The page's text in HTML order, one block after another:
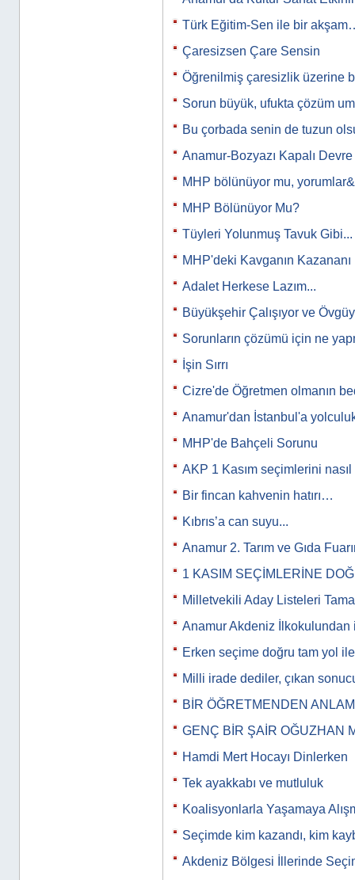
Türk Eğitim-Sen ile bir
Çaresizsen Çare Sensin
Öğrenilmiş çaresizlik üzerine
Sorun büyük, ufukta çözüm
Bu çorbada senin de tuzun
Anamur-Bozyazı Kapalı
MHP bölünüyor mu,
MHP Bölünüyor Mu?
Tüyleri Yolunmuş Tavuk Gibi...
MHP'deki Kavganın
Adalet Herkese Lazım...
Büyükşehir Çalışıyor ve
Sorunların çözümü için ne
İşin Sırrı
Cizre'de Öğretmen olmanın
Anamur'dan İstanbul'a
MHP'de Bahçeli Sorunu
AKP 1 Kasım seçimlerini nasıl
Bir fincan kahvenin hatırı…
Kıbrıs’a can suyu...
Anamur 2. Tarım ve Gıda
1 KASIM SEÇİMLERİNE
Milletvekili Aday Listeleri
Anamur Akdeniz İlkokulundan
Erken seçime doğru tam yol
Milli irade dediler, çıkan
BİR ÖĞRETMENDEN
GENÇ BİR ŞAİR OĞUZHAN
Hamdi Mert Hocayı Dinlerken
Tek ayakkabı ve mutluluk
Koalisyonlarla Yaşamaya
Seçimde kim kazandı, kim
Akdeniz Bölgesi İllerinde